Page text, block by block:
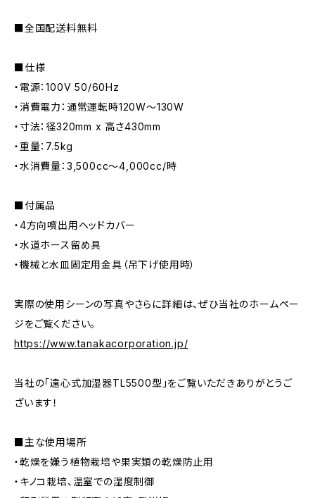
■全国配送料無料
■仕様
・電源：100V 50/60Hz
・消費電力：通常運転時120W〜130W
・寸法：径320mm x 高さ430mm
・重量：7.5kg
・水消費量：3,500cc〜4,000cc/時
■付属品
・4方向噴出用ヘッドカバー
・水道ホース留め具
・機械と水皿固定用金具（吊下げ使用時）
実際の使用シーンの写真やさらに詳細は、ぜひ当社のホームペー
ジをご覧ください。
https://www.tanakacorporation.jp/
当社の「遠心式加湿器TL5500型」をご覧いただきありがとうご
ざいます！
■主な使用場所
・乾燥を嫌う植物栽培や果実類の乾燥防止用
・キノコ栽培、温室での湿度制御